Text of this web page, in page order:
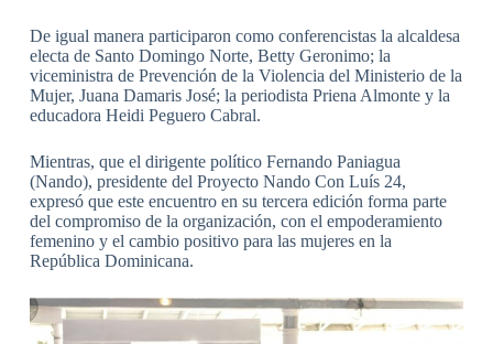
De igual manera participaron como conferencistas la alcaldesa
electa de Santo Domingo Norte, Betty Geronimo; la
viceministra de Prevención de la Violencia del Ministerio de la
Mujer, Juana Damaris José; la periodista Priena Almonte y la
educadora Heidi Peguero Cabral.
Mientras, que el dirigente político Fernando Paniagua
(Nando), presidente del Proyecto Nando Con Luís 24,
expresó que este encuentro en su tercera edición forma parte
del compromiso de la organización, con el empoderamiento
femenino y el cambio positivo para las mujeres en la
República Dominicana.